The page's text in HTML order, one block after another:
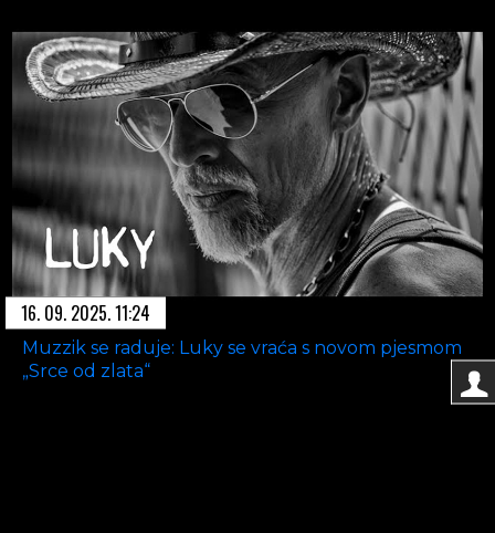
16. 09. 2025. 11:24
Muzzik se raduje: Luky se vraća s novom pjesmom
„Srce od zlata“